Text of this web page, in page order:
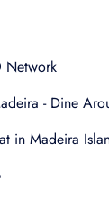
Network
- Dine
in Madeira